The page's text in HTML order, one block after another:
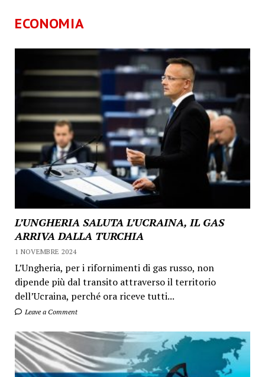
ECONOMIA
L’UNGHERIA SALUTA L’UCRAINA, IL GAS
ARRIVA DALLA TURCHIA
1 NOVEMBRE 2024
L’Ungheria, per i rifornimenti di gas russo, non
dipende più dal transito attraverso il territorio
dell’Ucraina, perché ora riceve tutti...
Leave a Comment